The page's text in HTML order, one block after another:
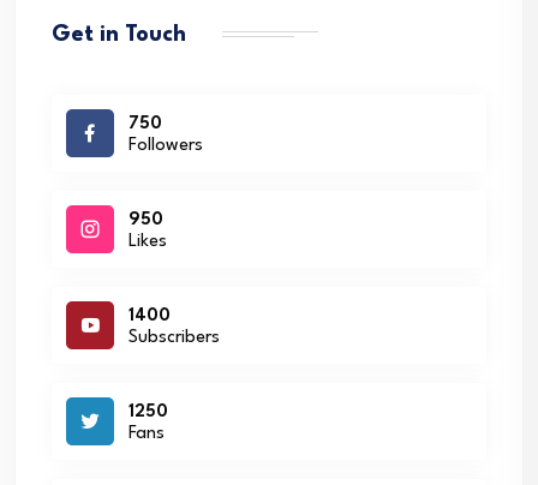
Get in Touch
750
Followers
950
Likes
1400
Subscribers
1250
Fans